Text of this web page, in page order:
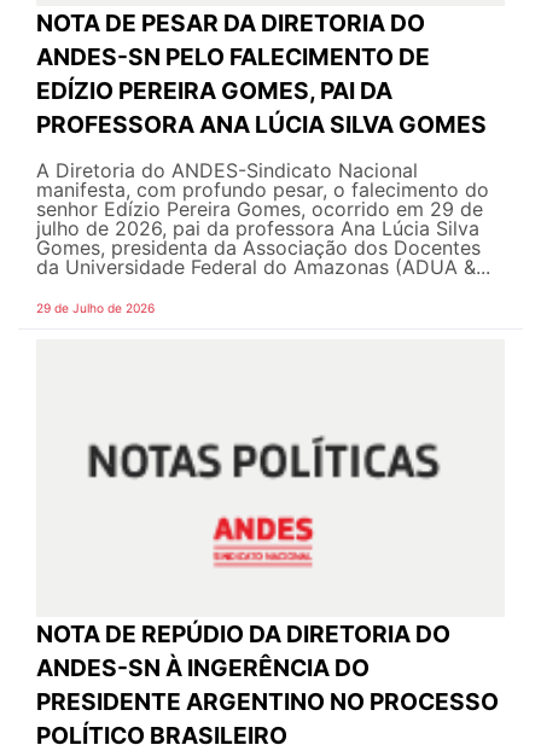
NOTA DE PESAR DA DIRETORIA DO
ANDES-SN PELO FALECIMENTO DE
EDÍZIO PEREIRA GOMES, PAI DA
PROFESSORA ANA LÚCIA SILVA GOMES
A Diretoria do ANDES-Sindicato Nacional
manifesta, com profundo pesar, o falecimento do
senhor Edízio Pereira Gomes, ocorrido em 29 de
julho de 2026, pai da professora Ana Lúcia Silva
Gomes, presidenta da Associação dos Docentes
da Universidade Federal do Amazonas (ADUA &...
29 de Julho de 2026
NOTA DE REPÚDIO DA DIRETORIA DO
ANDES-SN À INGERÊNCIA DO
PRESIDENTE ARGENTINO NO PROCESSO
POLÍTICO BRASILEIRO